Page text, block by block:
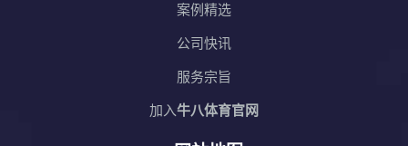
案例精选
公司快讯
服务宗旨
加入⽜⼋体育官网